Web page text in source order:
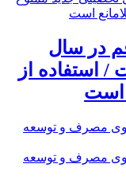
در سال
استفاده از
است